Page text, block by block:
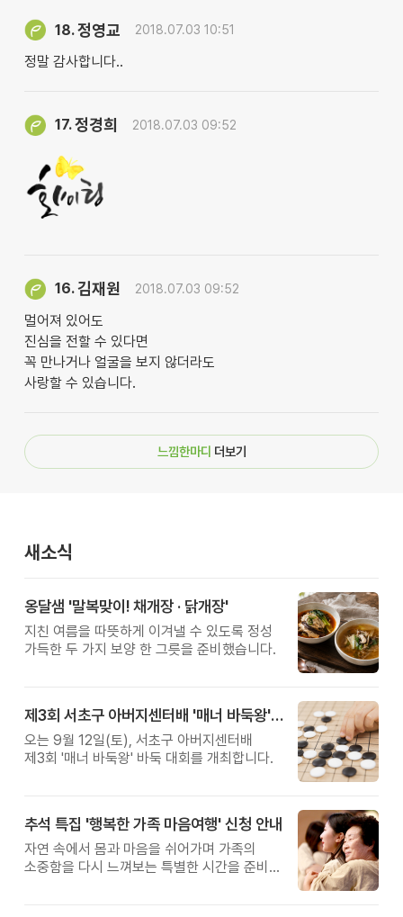
18.정영교 2018.07.03 10:51
정말 감사합니다..
17.정경희 2018.07.03 09:52
16.김재원 2018.07.03 09:52
멀어져 있어도
진심을 전할 수 있다면
꼭 만나거나 얼굴을 보지 않더라도
사랑할 수 있습니다.
느낌한마디 더보기
새소식
옹달샘 '말복맞이! 채개장 · 닭개장'
지친 여름을 따뜻하게 이겨낼 수 있도록 정성
가득한 두 가지 보양 한 그릇을 준비했습니다.
제3회 서초구 아버지센터배 '매너 바둑왕' 대회
오는 9월 12일(토), 서초구 아버지센터배
제3회 '매너 바둑왕' 바둑 대회를 개최합니다.
추석 특집 '행복한 가족 마음여행' 신청 안내
자연 속에서 몸과 마음을 쉬어가며 가족의
소중함을 다시 느껴보는 특별한 시간을 준비해